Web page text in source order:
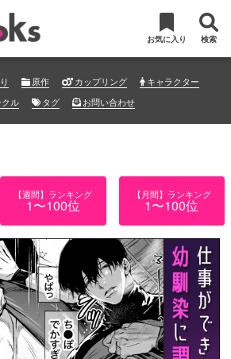
お気に入り 検索
原作 カップリング
キャラクター
ル
タグ お問い合わせ
【週間】ランキング
1〜100位
【月間】ランキング
1〜100位